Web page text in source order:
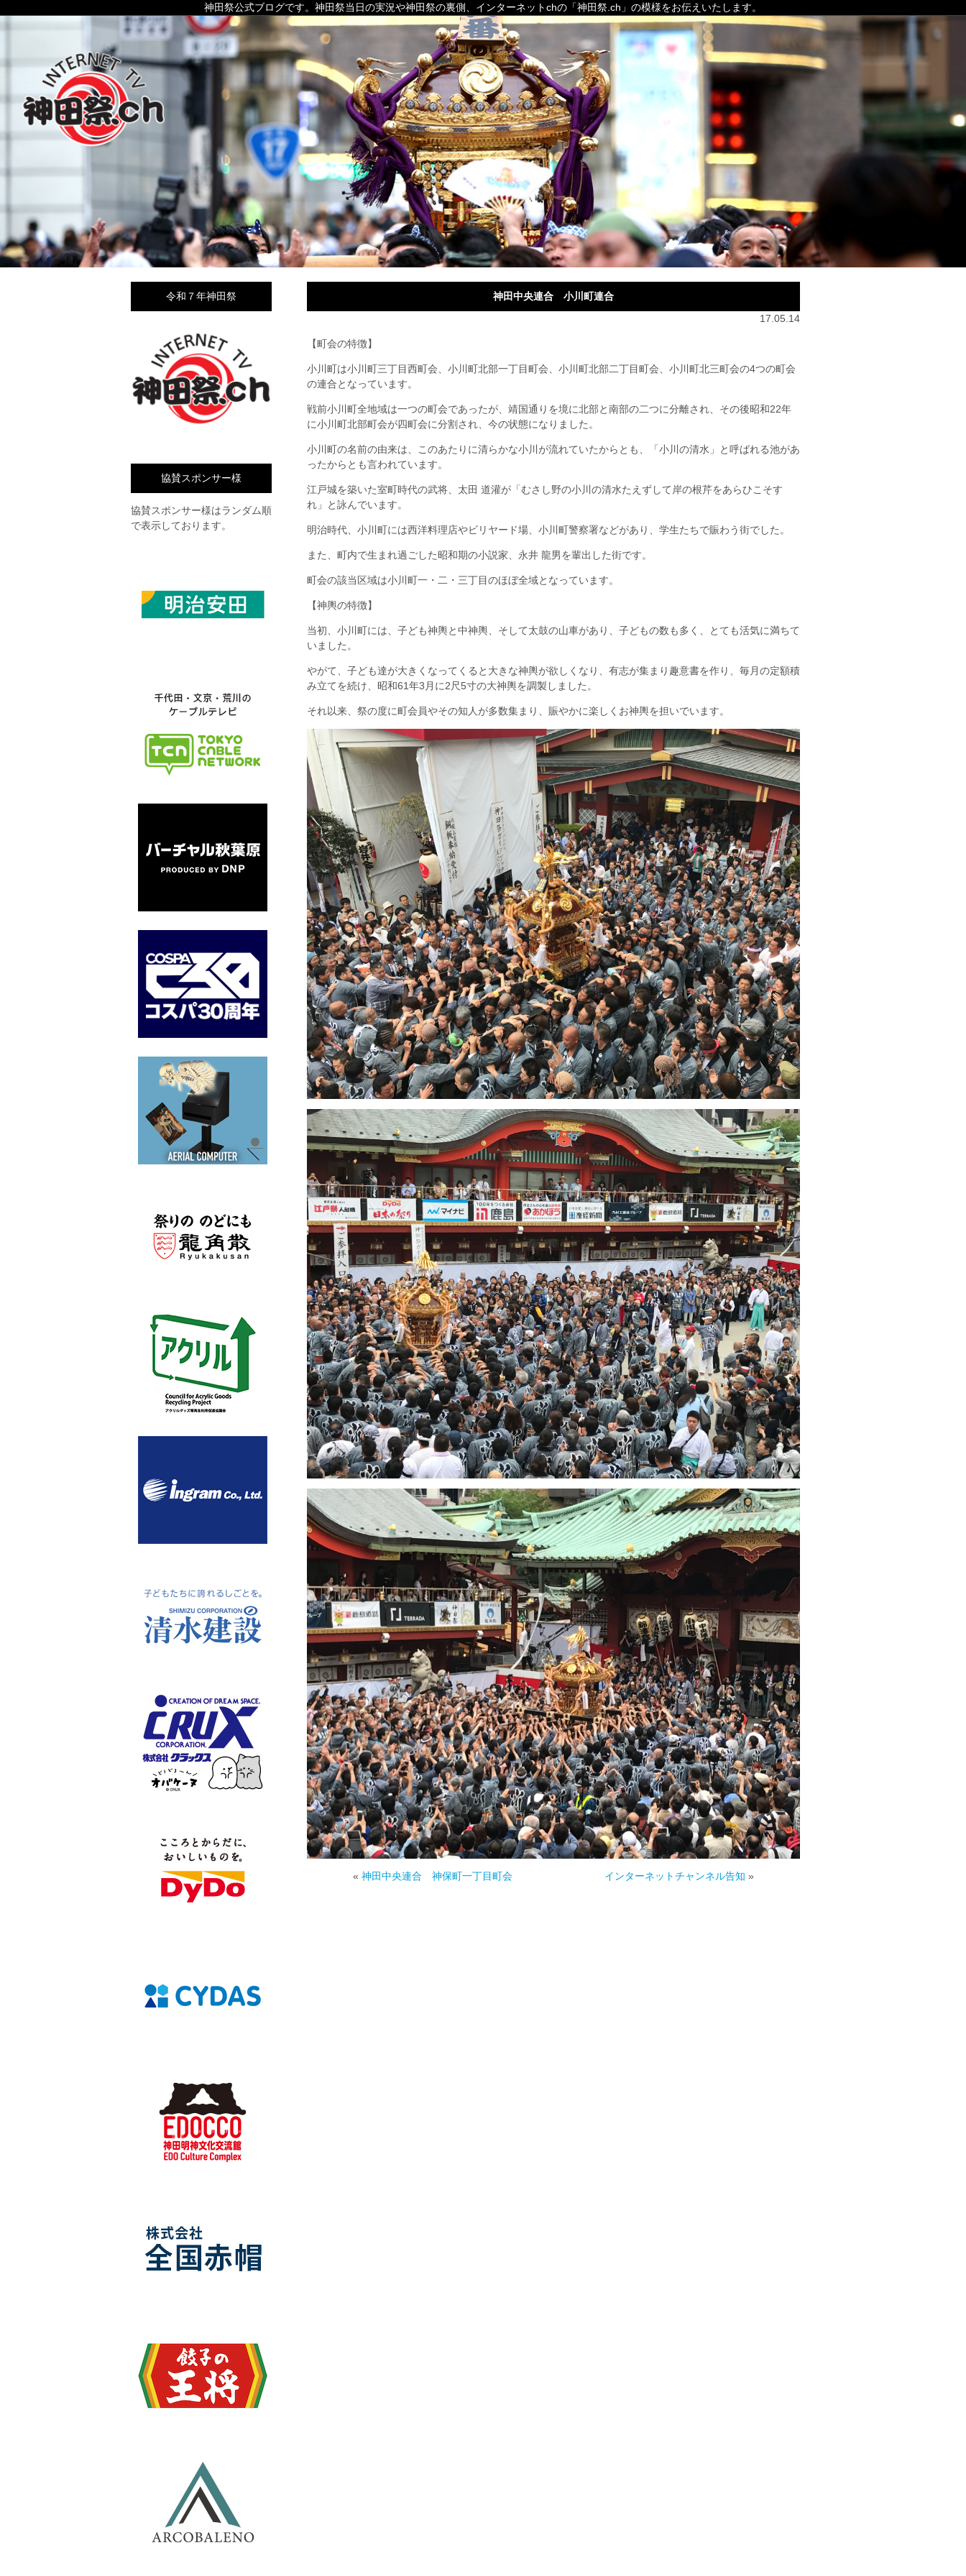
神田祭公式ブログです。神田祭当日の実況や神田祭の裏側、インターネットchの「神田祭.ch」の模様をお伝えいたします。
神田中央連合 小川町連合
17.05.14
【町会の特徴】
小川町は小川町三丁目西町会、小川町北部一丁目町会、小川町北部二丁目町会、小川町北三町会の4つの町会
の連合となっています。
戦前小川町全地域は一つの町会であったが、靖国通りを境に北部と南部の二つに分離され、その後昭和22年
に小川町北部町会が四町会に分割され、今の状態になりました。
小川町の名前の由来は、このあたりに清らかな小川が流れていたからとも、「小川の清水」と呼ばれる池があ
ったからとも言われています。
江戸城を築いた室町時代の武将、太田 道灌が「むさし野の小川の清水たえずして岸の根芹をあらひこそす
れ」と詠んでいます。
明治時代、小川町には西洋料理店やビリヤード場、小川町警察署などがあり、学生たちで賑わう街でした。
また、町内で生まれ過ごした昭和期の小説家、永井 龍男を輩出した街です。
町会の該当区域は小川町一・二・三丁目のほぼ全域となっています。
【神輿の特徴】
当初、小川町には、子ども神輿と中神輿、そして太鼓の山車があり、子どもの数も多く、とても活気に満ちて
いました。
やがて、子ども達が大きくなってくると大きな神輿が欲しくなり、有志が集まり趣意書を作り、毎月の定額積
み立てを続け、昭和61年3月に2尺5寸の大神輿を調製しました。
それ以来、祭の度に町会員やその知人が多数集まり、賑やかに楽しくお神輿を担いでいます。
« 神田中央連合 神保町一丁目町会 インターネットチャンネル告知 »
令和７年神田祭
協賛スポンサー様
協賛スポンサー様はランダム順
で表示しております。